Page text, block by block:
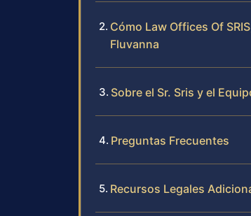
Cómo Law Offices Of
Fluvanna
Sobre el Sr. Sris y el
Preguntas Frecuentes
Recursos Legales